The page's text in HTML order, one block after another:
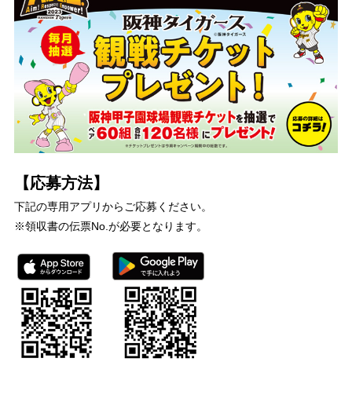
【応募方法】
下記の専用アプリからご応募ください。
※領収書の伝票No.が必要となります。